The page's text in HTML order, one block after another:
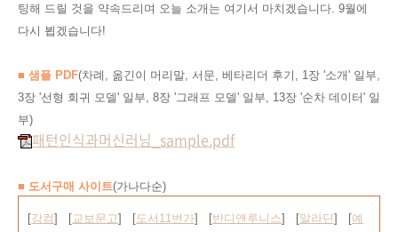
팅해 드릴 것을 약속드리며 오늘 소개는 여기서 마치겠습니다. 9월에
다시 뵙겠습니다!
■ 샘플 PDF(차례, 옮긴이 머리말, 서문, 베타리더 후기, 1장 '소개' 일부,
3장 '선형 회귀 모델' 일부, 8장 '그래프 모델' 일부, 13장 '순차 데이터' 일
부)
패턴인식과머신러닝_sample.pdf
■ 도서구매 사이트(가나다순)
[강컴] [교보문고] [도서11번가] [반디앤루니스] [알라딘] [예